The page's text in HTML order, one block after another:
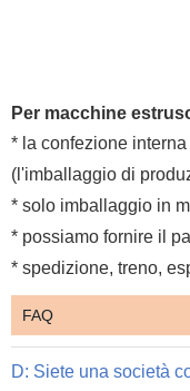
Per macchine
* la confezione
(l'imballaggio di
* solo imballaggio in
* possiamo fornire il
* spedizione, treno,
FAQ
D: Siete una società